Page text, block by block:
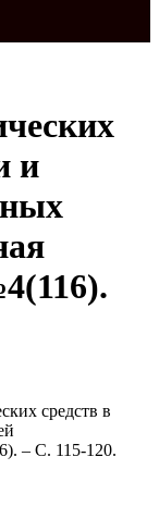
и
средств в
– С. 115-120.